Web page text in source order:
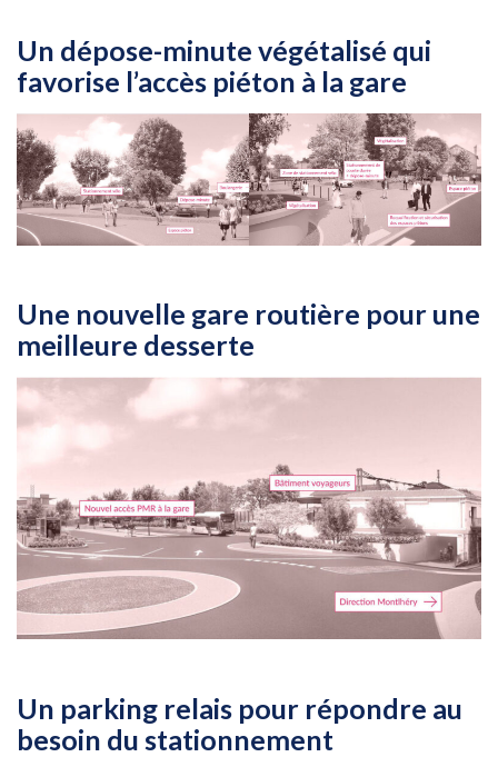
Un dépose-minute végétalisé qui
favorise l’accès piéton à la gare
Une nouvelle gare routière pour une
meilleure desserte
Un parking relais pour répondre au
besoin du stationnement